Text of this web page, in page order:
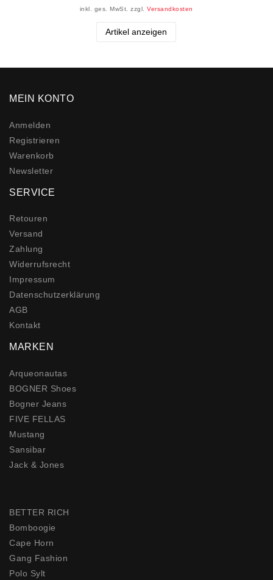
inkl. ges. MwSt. zzgl.Versandkosten
Artikel anzeigen
MEIN KONTO
Anmelden
Registrieren
Warenkorb
Newsletter
SERVICE
Retouren
Versand
Zahlung
Widerrufs­recht
Impressum
Daten­schutz­erklärung
AGB
Kontakt
MARKEN
Arqueonautas
BOGNER Shoes
Bogner Jeans
FIVE FELLAS
Mustang
Sansibar
Jack & Jones
BETTER RICH
Bomboogie
Cape Horn
Gang Fashion
Polo Sylt